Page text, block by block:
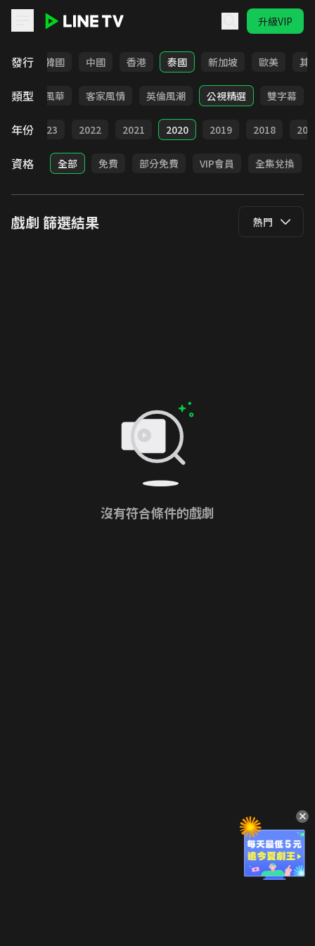
升級VIP
發行
日本 韓國 中國 香港 泰國 新加坡 歐美 其
類型台語風華 客家風情 英倫風潮 公視精選 雙字幕
年份 2023 2022 2021 2020 2019 2018
資格 全部 免費 部分免費 VIP會員 全集兌換
戲劇 篩選結果 熱門
沒有符合條件的戲劇